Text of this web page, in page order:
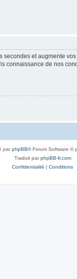
et augmente
connaissance de nos
parphpBB® Forum Software ©
Traduit parphpBB-fr.com
Confidentialité | Conditions